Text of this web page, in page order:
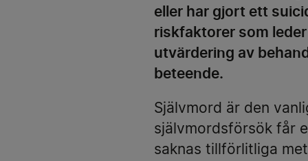
eller har gjort ett
riskfaktorer som
utvärdering av
beteende.
Självmord är den
självmordsförsök får
saknas tillförlitliga